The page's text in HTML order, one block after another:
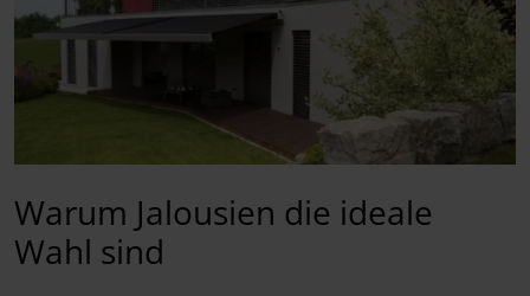
Warum Jalousien die ideale
Wahl sind